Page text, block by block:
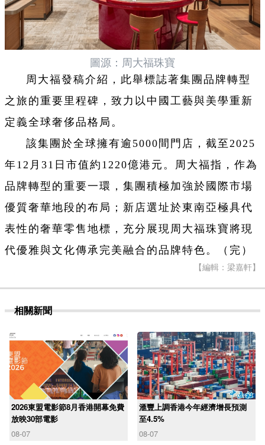
圖源：周大福珠寶
周大福發稿介紹，此舉標誌著集團品牌轉型
之旅的重要里程碑，致力以中國工藝與美學重新
定義全球奢侈品格局。
該集團於全球擁有逾5000間門店，截至2025
年12月31日市值約1220億港元。周大福指，作為
品牌轉型的重要一環，集團積極加強於國際市場
優質奢華地段的布局；新店選址於東南亞極具代
表性的奢華零售地標，充分展現周大福珠寶將現
代優雅與文化傳承完美融合的品牌特色。（完）
【編輯：梁嘉軒】
相關新聞
2026東盟電影節8月香港開幕免費
放映30部電影
08-07
滙豐上調香港今年經濟增長預測
至4.5%
08-07